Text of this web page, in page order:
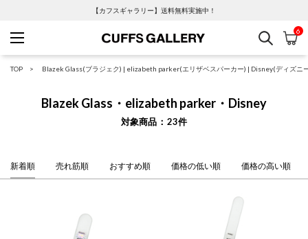
【カフスギャラリー】送料無料実施中！
Cuffs Gallery
検索 カ
6
TOP Blazek Glass(ブラジェク) | elizabeth parker(エリザベスパーカー) | Disney(ディズニ
Blazek Glass・elizabeth parker・Disney
対象商品 23件
新着順 売れ筋順 おすすめ順 価格の低い順 価格の高い順